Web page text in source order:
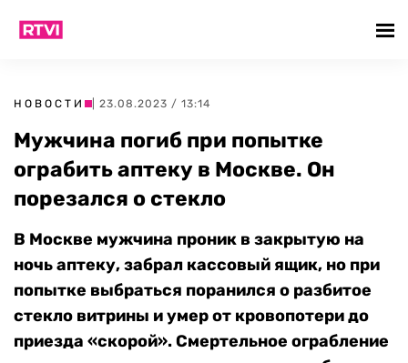
НОВОСТИ | 23.08.2023 / 13:14
Мужчина погиб при попытке
ограбить аптеку в Москве. Он
порезался о стекло
В Москве мужчина проник в закрытую на
ночь аптеку, забрал кассовый ящик, но при
попытке выбраться поранился о разбитое
стекло витрины и умер от кровопотери до
приезда «скорой». Смертельное ограбление